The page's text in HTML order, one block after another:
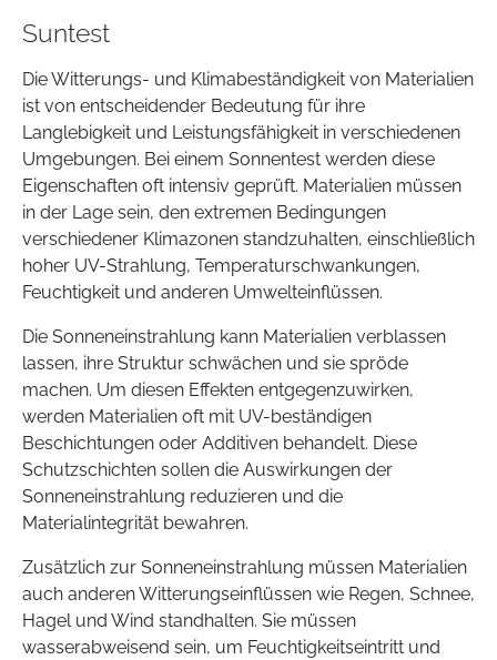
Suntest
Die Witterungs- und Klimabeständigkeit von Materialien
ist von entscheidender Bedeutung für ihre
Langlebigkeit und Leistungsfähigkeit in verschiedenen
Umgebungen. Bei einem Sonnentest werden diese
Eigenschaften oft intensiv geprüft. Materialien müssen
in der Lage sein, den extremen Bedingungen
verschiedener Klimazonen standzuhalten, einschließlich
hoher UV-Strahlung, Temperaturschwankungen,
Feuchtigkeit und anderen Umwelteinflüssen.
Die Sonneneinstrahlung kann Materialien verblassen
lassen, ihre Struktur schwächen und sie spröde
machen. Um diesen Effekten entgegenzuwirken,
werden Materialien oft mit UV-beständigen
Beschichtungen oder Additiven behandelt. Diese
Schutzschichten sollen die Auswirkungen der
Sonneneinstrahlung reduzieren und die
Materialintegrität bewahren.
Zusätzlich zur Sonneneinstrahlung müssen Materialien
auch anderen Witterungseinflüssen wie Regen, Schnee,
Hagel und Wind standhalten. Sie müssen
wasserabweisend sein, um Feuchtigkeitseintritt und